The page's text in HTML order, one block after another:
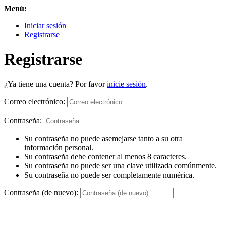
Menú:
Iniciar sesión
Registrarse
Registrarse
¿Ya tiene una cuenta? Por favorinicie sesión.
Correo electrónico:
Contraseña:
Su contraseña no puede asemejarse tanto a su otra
información personal.
Su contraseña debe contener al menos 8 caracteres.
Su contraseña no puede ser una clave utilizada comúnmente.
Su contraseña no puede ser completamente numérica.
Contraseña (de nuevo):